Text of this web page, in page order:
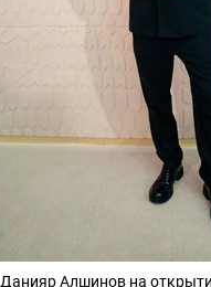
Данияр Алшинов на